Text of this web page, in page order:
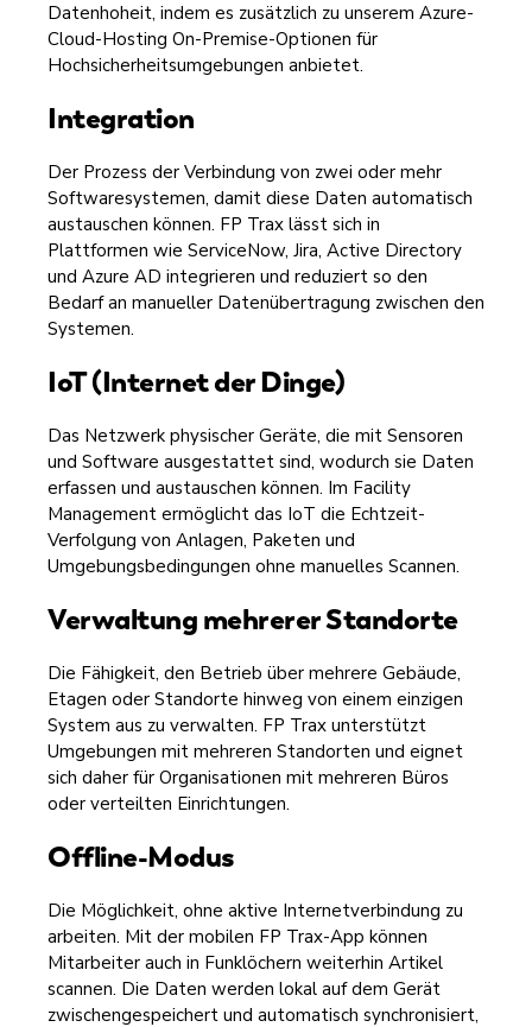
Datenhoheit, indem es zusätzlich zu unserem Azure-
Cloud-Hosting On-Premise-Optionen für
Hochsicherheitsumgebungen anbietet.
Integration
Der Prozess der Verbindung von zwei oder mehr
Softwaresystemen, damit diese Daten automatisch
austauschen können. FP Trax lässt sich in
Plattformen wie ServiceNow, Jira, Active Directory
und Azure AD integrieren und reduziert so den
Bedarf an manueller Datenübertragung zwischen den
Systemen.
IoT (Internet der Dinge)
Das Netzwerk physischer Geräte, die mit Sensoren
und Software ausgestattet sind, wodurch sie Daten
erfassen und austauschen können. Im Facility
Management ermöglicht das IoT die Echtzeit-
Verfolgung von Anlagen, Paketen und
Umgebungsbedingungen ohne manuelles Scannen.
Verwaltung mehrerer Standorte
Die Fähigkeit, den Betrieb über mehrere Gebäude,
Etagen oder Standorte hinweg von einem einzigen
System aus zu verwalten. FP Trax unterstützt
Umgebungen mit mehreren Standorten und eignet
sich daher für Organisationen mit mehreren Büros
oder verteilten Einrichtungen.
Offline-Modus
Die Möglichkeit, ohne aktive Internetverbindung zu
arbeiten. Mit der mobilen FP Trax-App können
Mitarbeiter auch in Funklöchern weiterhin Artikel
scannen. Die Daten werden lokal auf dem Gerät
zwischengespeichert und automatisch synchronisiert,